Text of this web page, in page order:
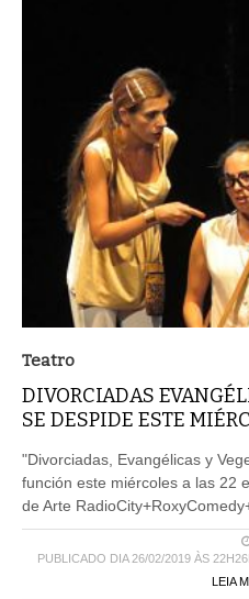
Teatro
DIVORCIADAS
SE DESPIDE ESTE
"Divorciadas, Evangélicas y
función este miércoles a las 22
de Arte
PUBLICADO DIA 26/02/2019 ÀS
LEIA